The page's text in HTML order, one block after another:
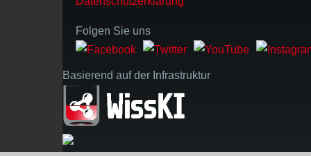
Folgen Sie uns
Basierend auf der Infrastruktur